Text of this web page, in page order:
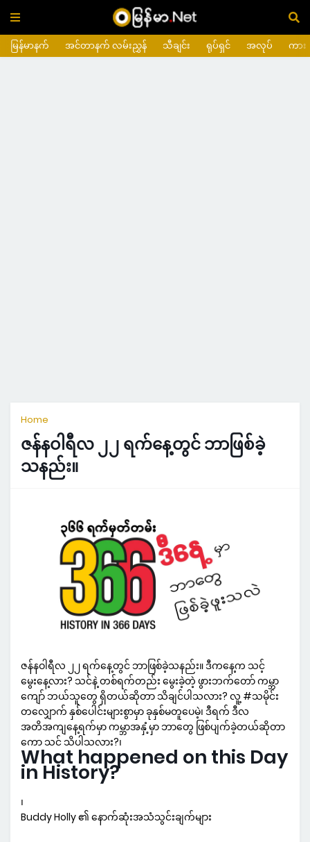
မြန်မာနက် အင်တာနက် လမ်းညွှန် သီချင်း ရုပ်ရှင် အလုပ် ကား
Home
ဇန်နဝါရီလ ၂၂ ရက်နေ့တွင် ဘာဖြစ်ခဲ့
သနည်း။
ဇန်နဝါရီလ ၂၂ ရက်နေ့တွင် ဘာဖြစ်ခဲ့သနည်း။ ဒီကနေ့က သင့်
မွေးနေ့လား? သင်နဲ့ တစ်ရက်တည်း မွေးခဲ့တဲ့ ဖွားဘက်တော် ကမ္ဘာ
ကျော် ဘယ်သူတွေ ရှိတယ်ဆိုတာ သိချင်ပါသလား? လူ့ #သမိုင်း
တလျှောက် နှစ်ပေါင်းများစွာမှာ ခုနှစ်မတူပေမဲ့၊ ဒီရက် ဒီလ
အတိအကျနေ့ရက်မှာ ကမ္ဘာအနှံ့မှာ ဘာတွေ ဖြစ်ပျက်ခဲ့တယ်ဆိုတာ
ကော သင် သိပါသလား?၊
What happened on this Day
in History?
၊
Buddy Holly ၏ နောက်ဆုံးအသံသွင်းချက်များ